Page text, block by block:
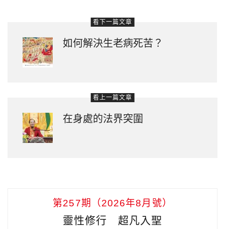
看下一篇文章
如何解決生老病死苦？
看上一篇文章
在身處的法界突圍
第257期（2026年8月號）
靈性修行 超凡入聖